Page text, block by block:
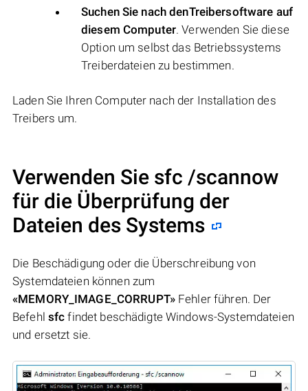
Suchen Sie nach denTreibersoftware auf
diesem Computer. Verwenden Sie diese
Option um selbst das Betriebssystems
Treiberdateien zu bestimmen.
Laden Sie Ihren Computer nach der Installation des
Treibers um.
Verwenden Sie sfc /scannow
für die Überprüfung der
Dateien des Systems
Die Beschädigung oder die Überschreibung von
Systemdateien können zum
«MEMORY_IMAGE_CORRUPT»Fehler führen. Der
Befehl sfc findet beschädigte Windows-Systemdateien
und ersetzt sie.